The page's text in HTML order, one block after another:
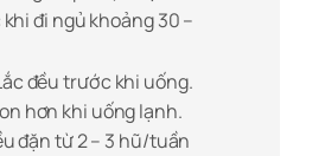
đi ngủ khoảng 30 –
đều trước khi uống.
hơn khi uống lạnh.
đặn từ 2 – 3 hũ/tuần